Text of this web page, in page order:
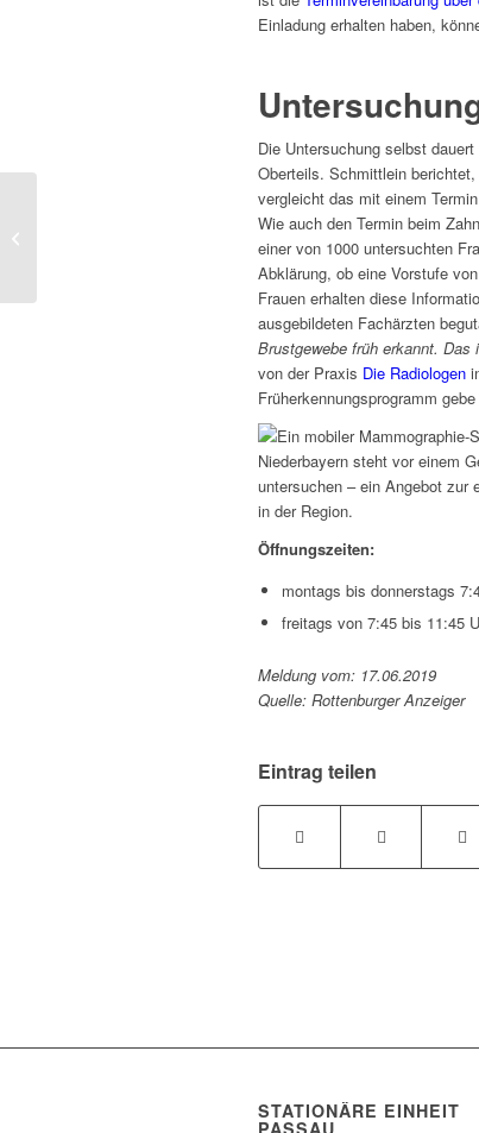
Einladung erhalten haben,
Die Untersuchung selbst
Oberteils. Schmittlein
vergleicht das mit einem
Wie auch den Termin beim
einer von 1000 untersuchten
Abklärung, ob eine Vorstufe
Frauen erhalten diese
ausgebildeten Fachärzten
Brustgewebe früh erkannt.
von der Praxis Die Radiologen
Früherkennungsprogramm
Öffnungszeiten:
montags bis donnerstags
freitags von 7:45 bis 11:45
Meldung vom: 17.06.2019
Quelle: Rottenburger Anzeiger
Eintrag teilen
STATIONÄRE EINHEIT